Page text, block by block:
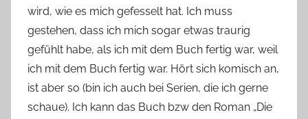
wird, wie es mich gefesselt hat. Ich muss
gestehen, dass ich mich sogar etwas traurig
gefühlt habe, als ich mit dem Buch fertig war, weil
ich mit dem Buch fertig war. Hört sich komisch an,
ist aber so (bin ich auch bei Serien, die ich gerne
schaue). Ich kann das Buch bzw den Roman „Die